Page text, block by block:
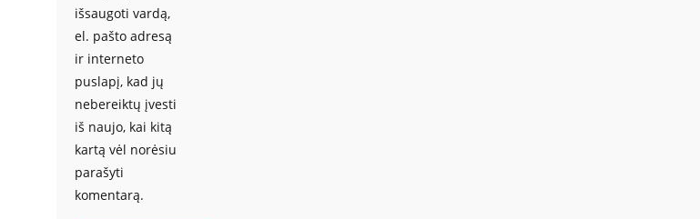
išsaugoti vardą,
el. pašto adresą
ir interneto
puslapį, kad jų
nebereiktų įvesti
iš naujo, kai kitą
kartą vėl norėsiu
parašyti
komentarą.